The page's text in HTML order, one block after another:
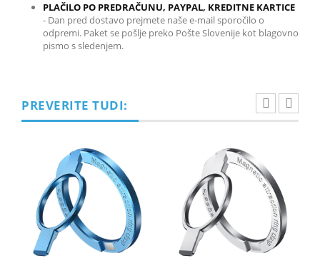
PLAČILO PO PREDRAČUNU, PAYPAL, KREDITNE KARTICE
- Dan pred dostavo prejmete naše e-mail sporočilo o
odpremi. Paket se pošlje preko Pošte Slovenije kot blagovno
pismo s sledenjem.
PREVERITE TUDI: